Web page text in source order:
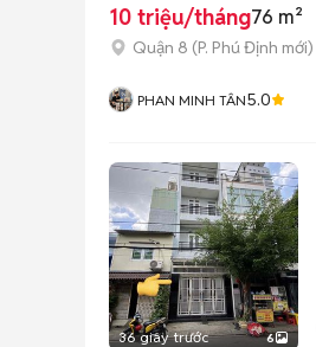
10 triệu/tháng76 m²
Quận 8 (P. Phú Định mới)
PHAN MINH TÂN5.0
36 giây trước 6